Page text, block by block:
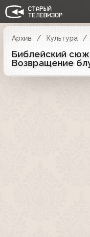
Архив Культура
Библейский
Возвращение